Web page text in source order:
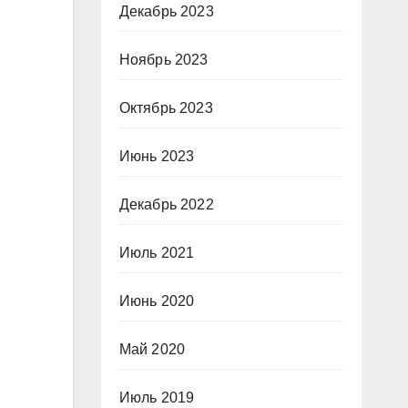
Декабрь 2023
Ноябрь 2023
Октябрь 2023
Июнь 2023
Декабрь 2022
Июль 2021
Июнь 2020
Май 2020
Июль 2019